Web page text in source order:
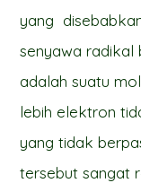
yang
senyawa radikal
adalah suatu
lebih elektron
yang tidak
tersebut sangat